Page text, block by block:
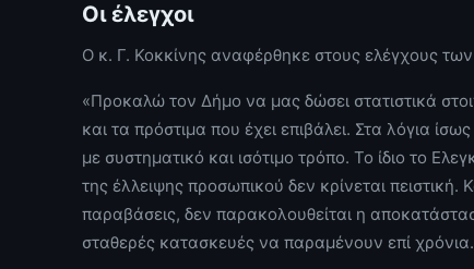
Οι έλεγχοι
Ο κ. Γ. Κοκκίνης αναφέρθηκε στους ελέγχους
«Προκαλώ τον Δήμο να μας δώσει στατιστικά
και τα πρόστιμα που έχει επιβάλει. Στα λόγια
με συστηματικό και ισότιμο τρόπο. Το ίδιο το
της έλλειψης προσωπικού δεν κρίνεται
παραβάσεις, δεν παρακολουθείται η
σταθερές κατασκευές να παραμένουν επί χρόνια.